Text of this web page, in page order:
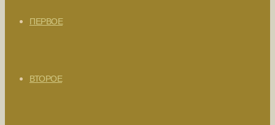
ПЕРВОЕ
ВТОРОЕ